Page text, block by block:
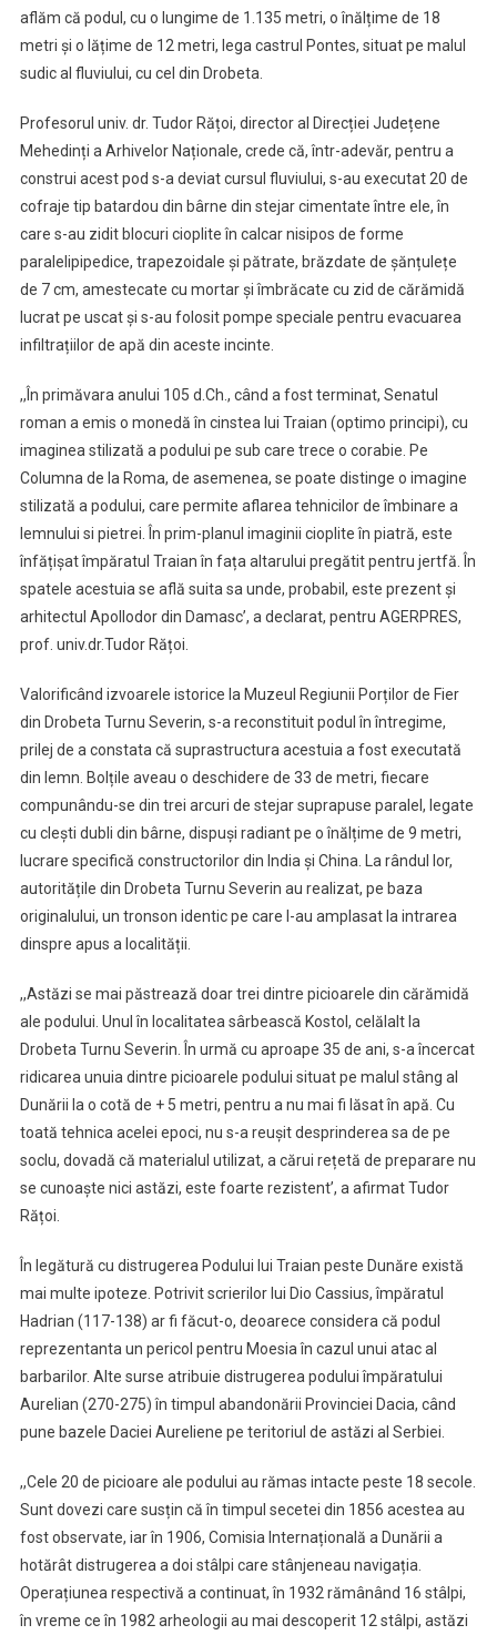
aflăm că podul, cu o lungime de 1.135 metri, o înălțime de 18
metri și o lățime de 12 metri, lega castrul Pontes, situat pe malul
sudic al fluviului, cu cel din Drobeta.
Profesorul univ. dr. Tudor Rățoi, director al Direcției Județene
Mehedinți a Arhivelor Naționale, crede că, într-adevăr, pentru a
construi acest pod s-a deviat cursul fluviului, s-au executat 20 de
cofraje tip batardou din bârne din stejar cimentate între ele, în
care s-au zidit blocuri cioplite în calcar nisipos de forme
paralelipipedice, trapezoidale și pătrate, brăzdate de șănțulețe
de 7 cm, amestecate cu mortar și îmbrăcate cu zid de cărămidă
lucrat pe uscat și s-au folosit pompe speciale pentru evacuarea
infiltrațiilor de apă din aceste incinte.
,,În primăvara anului 105 d.Ch., când a fost terminat, Senatul
roman a emis o monedă în cinstea lui Traian (optimo principi), cu
imaginea stilizată a podului pe sub care trece o corabie. Pe
Columna de la Roma, de asemenea, se poate distinge o imagine
stilizată a podului, care permite aflarea tehnicilor de îmbinare a
lemnului si pietrei. În prim-planul imaginii cioplite în piatră, este
înfățișat împăratul Traian în fața altarului pregătit pentru jertfă. În
spatele acestuia se află suita sa unde, probabil, este prezent și
arhitectul Apollodor din Damasc’, a declarat, pentru AGERPRES,
prof. univ.dr.Tudor Rățoi.
Valorificând izvoarele istorice la Muzeul Regiunii Porților de Fier
din Drobeta Turnu Severin, s-a reconstituit podul în întregime,
prilej de a constata că suprastructura acestuia a fost executată
din lemn. Bolțile aveau o deschidere de 33 de metri, fiecare
compunându-se din trei arcuri de stejar suprapuse paralel, legate
cu clești dubli din bârne, dispuși radiant pe o înălțime de 9 metri,
lucrare specifică constructorilor din India și China. La rândul lor,
autoritățile din Drobeta Turnu Severin au realizat, pe baza
originalului, un tronson identic pe care l-au amplasat la intrarea
dinspre apus a localității.
,,Astăzi se mai păstrează doar trei dintre picioarele din cărămidă
ale podului. Unul în localitatea sârbească Kostol, celălalt la
Drobeta Turnu Severin. În urmă cu aproape 35 de ani, s-a încercat
ridicarea unuia dintre picioarele podului situat pe malul stâng al
Dunării la o cotă de + 5 metri, pentru a nu mai fi lăsat în apă. Cu
toată tehnica acelei epoci, nu s-a reușit desprinderea sa de pe
soclu, dovadă că materialul utilizat, a cărui rețetă de preparare nu
se cunoaște nici astăzi, este foarte rezistent’, a afirmat Tudor
Rățoi.
În legătură cu distrugerea Podului lui Traian peste Dunăre există
mai multe ipoteze. Potrivit scrierilor lui Dio Cassius, împăratul
Hadrian (117-138) ar fi făcut-o, deoarece considera că podul
reprezentanta un pericol pentru Moesia în cazul unui atac al
barbarilor. Alte surse atribuie distrugerea podului împăratului
Aurelian (270-275) în timpul abandonării Provinciei Dacia, când
pune bazele Daciei Aureliene pe teritoriul de astăzi al Serbiei.
,,Cele 20 de picioare ale podului au rămas intacte peste 18 secole.
Sunt dovezi care susțin că în timpul secetei din 1856 acestea au
fost observate, iar în 1906, Comisia Internațională a Dunării a
hotărât distrugerea a doi stâlpi care stânjeneau navigația.
Operațiunea respectivă a continuat, în 1932 rămânând 16 stâlpi,
în vreme ce în 1982 arheologii au mai descoperit 12 stâlpi, astăzi